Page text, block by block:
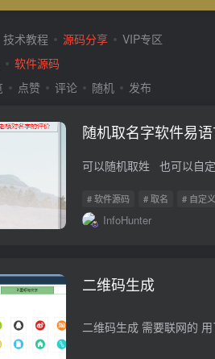
技术教程 源码分享
VIP专区
软件源码
点赞 评论 随机 发布
随机取名字软件易
可以随机取姓 也可以自
# 软件源码 # 取名 # 自定
InfoHunter
二维码生成